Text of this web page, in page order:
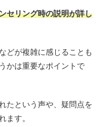
セリング時の説明が詳し
どが複雑に感じることも
かは重要なポイントで
たという声や、疑問点を
ます。